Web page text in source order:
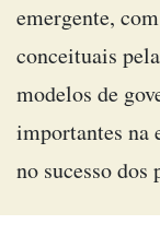
emergente,
conceituais
modelos de
importantes na
no sucesso dos